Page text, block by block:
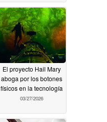
El proyecto Hail Mary
aboga por los botones
físicos en la tecnología
03/27/2026